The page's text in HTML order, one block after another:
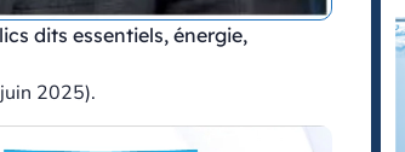
dits essentiels, énergie,
2025).
Observatoires Presse / Interviews